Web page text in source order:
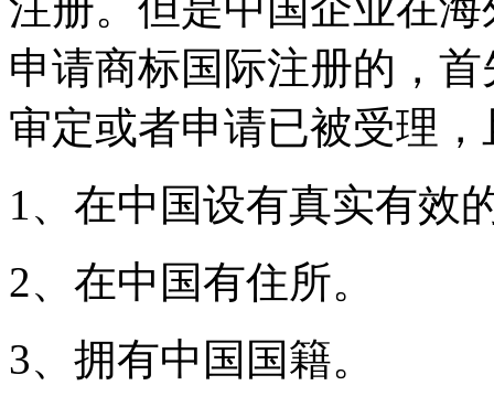
申请商标国际注册的，
审定或者申请已被受理
1、在中国设有真实有效
2、在中国有住所。
3、拥有中国国籍。